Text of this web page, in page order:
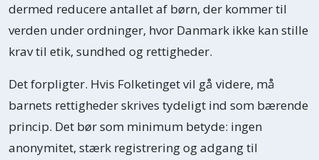
dermed reducere antallet af børn, der kommer til
verden under ordninger, hvor Danmark ikke kan stille
krav til etik, sundhed og rettigheder.
Det forpligter. Hvis Folketinget vil gå videre, må
barnets rettigheder skrives tydeligt ind som bærende
princip. Det bør som minimum betyde: ingen
anonymitet, stærk registrering og adgang til